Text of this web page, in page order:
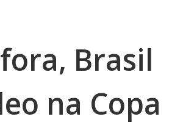
Brasil
na Copa